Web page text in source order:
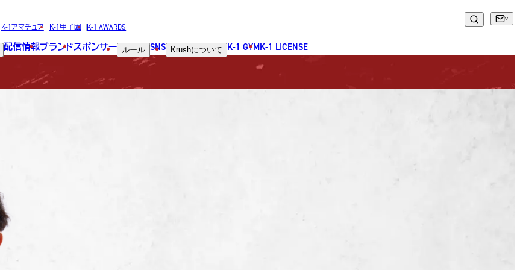
K-1アマチュア K-1甲子園 K-1 AWARDS
配信情報ブランドスポンサー ルール SNS Krushについて K-1 GYMK-1 LICENSE
FIGHTER